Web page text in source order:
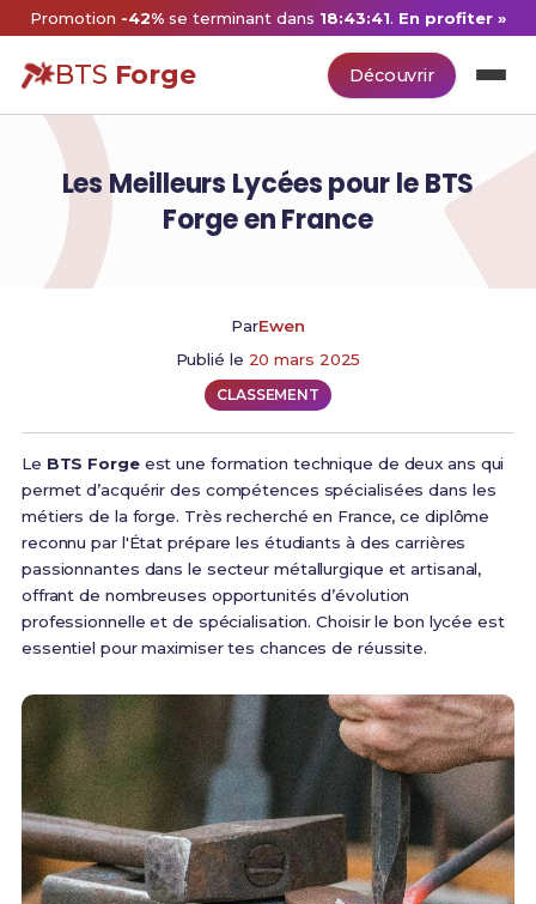
Promotion -42%se terminant dans 18:43:40 .En profiter »
BTS Forge Découvrir
Les Meilleurs Lycées pour le BTS
Forge en France
ParEwen
Publié le 20 mars 2025
CLASSEMENT
Le BTS Forgeest une formation technique de deux ans qui
permet d’acquérir des compétences spécialisées dans les
métiers de la forge. Très recherché en France, ce diplôme
reconnu par l'État prépare les étudiants à des carrières
passionnantes dans le secteur métallurgique et artisanal,
offrant de nombreuses opportunités d’évolution
professionnelle et de spécialisation. Choisir le bon lycée est
essentiel pour maximiser tes chances de réussite.